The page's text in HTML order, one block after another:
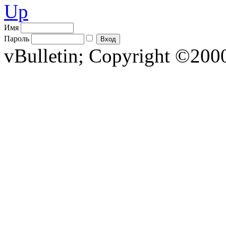
Up
Имя
Пароль
vBulletin; Copyright